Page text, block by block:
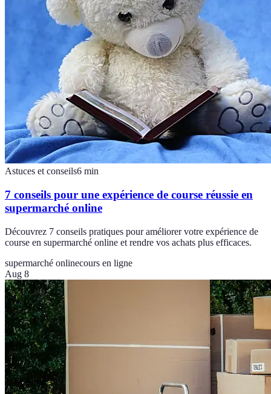
Astuces et conseils6 min
7 conseils pour une expérience de course réussie en
supermarché online
Découvrez 7 conseils pratiques pour améliorer votre expérience de
course en supermarché online et rendre vos achats plus efficaces.
supermarché onlinecours en ligne
Aug 8